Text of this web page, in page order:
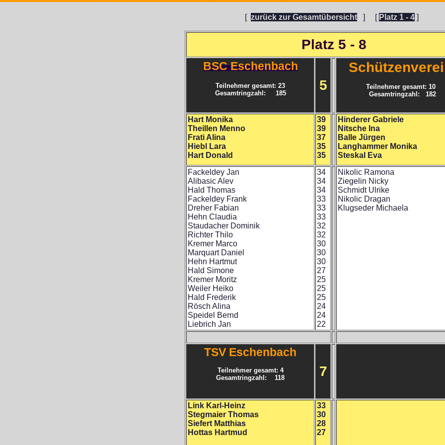
[ zurück zur Gesamtübersicht ] [ Platz 1 - 4 ]
Platz 5 - 8
BSC Eschenbach
Teilnehmer gesamt: 23
Gesamtringzahl: 185
5
Teilnehmer gesamt: 10
Gesamtringzahl: 182
Hart Monika
Theillen Menno
Frati Alina
Hiebl Lara
Hart Donald
39
39
37
35
35
Hinderer Gabriele
Nitsche Ina
Balle Jürgen
Langhammer Monika
Steskal Eva
Fackeldey Jan
Alibasic Alev
Hald Thomas
Fackeldey Frank
Dreher Fabian
Hehn Claudia
Staudacher Dominik
Richter Thilo
Kremer Marco
Marquart Daniel
Hehn Hartmut
Hald Simone
Kremer Moritz
Weiler Heiko
Hald Frederik
Rösch Alina
Speidel Bernd
Liebrich Jan
34
34
34
33
33
33
32
32
30
30
30
27
25
25
25
24
24
22
Nikolic Ramona
Ziegelin Nicky
Schmidt Ulrike
Nikolic Dragan
Klugseder Michaela
TSV Eschenbach
Teilnehmer gesamt: 4
Gesamtringzahl: 118
7
Link Karl-Heinz
Stegmaier Thomas
Siefert Matthias
Hottas Hartmud
33
30
28
27